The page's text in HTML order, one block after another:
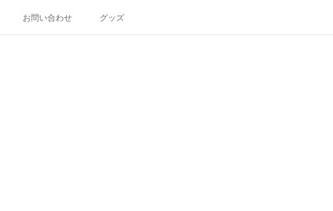
お問い合わせ グッズ